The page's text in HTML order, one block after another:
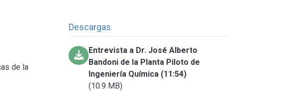
de la
Descargas
Entrevista a Dr. José Alberto
Bandoni de la Planta Piloto de
Ingeniería Química (11:54)
(10.9 MB)